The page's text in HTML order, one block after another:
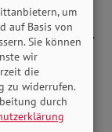
Haptik,
mit Hartöl.
zur
oder ein
um
auf Basis von
Sie können
wir
die
zu widerrufen.
durch